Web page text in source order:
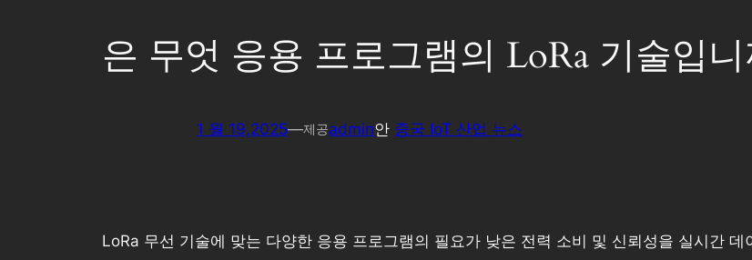
은 무엇 응용 프로그램의 LoRa 기술입니
1 월 19,2025—제공admin안 중국 IoT 산업 뉴스
LoRa 무선 기술에 맞는 다양한 응용 프로그램의 필요가 낮은 전력 소비 및 신뢰성을 실시간 데